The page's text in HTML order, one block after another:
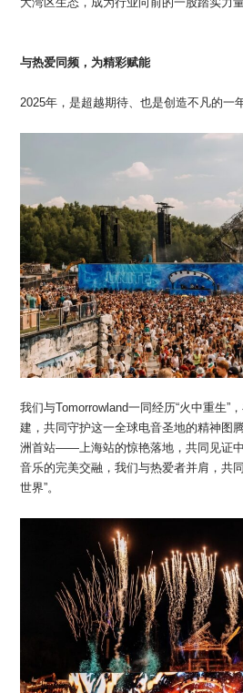
与热爱同频，为精彩赋能
2025年，是超越期待、也是创造不凡的一年
我们与Tomorrowland一同经历“火中重生”
建，共同守护这一全球电音圣地的精神图
洲首站——上海站的惊艳落地，共同见证
音乐的完美交融，我们与热爱者并肩，共
世界”。